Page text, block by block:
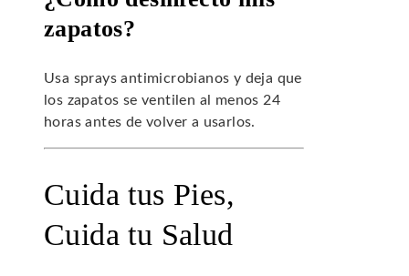
zapatos?
Usa sprays antimicrobianos y deja que
los zapatos se ventilen al menos 24
horas antes de volver a usarlos.
Cuida tus Pies,
Cuida tu Salud